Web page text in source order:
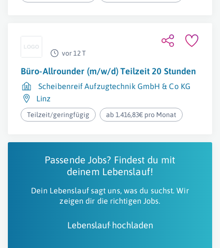
vor 12 T
Büro-Allrounder (m/w/d) Teilzeit 20 Stunden
Scheibenreif Aufzugtechnik GmbH & Co KG
Linz
Teilzeit/geringfügig ab 1.416,83€ pro Monat
Passende Jobs? Findest du mit
deinem Lebenslauf!
Dein Lebenslauf sagt uns, was du suchst. Wir
zeigen dir die richtigen Jobs.
Lebenslauf hochladen